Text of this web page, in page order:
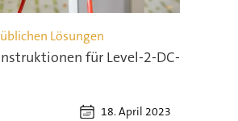
Lösungen
für Level-2-DC-
18. April 2023